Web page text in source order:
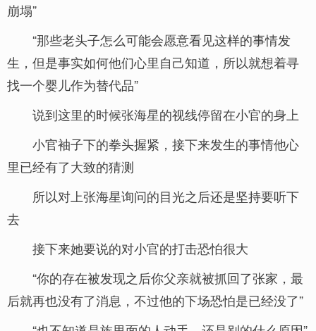
崩塌”
“那些老头子怎么可能会愿意看见这样的事情发
生，但是事实如何他们心里自己知道，所以就想着寻
找一个婴儿作为替代品”
说到这里的时候张海星的视线停留在小官的身上
小官袖子下的拳头握紧，接下来发生的事情他心
里已经有了大致的猜测
所以对上张海星询问的目光之后还是坚持要听下
去
接下来她要说的对小官的打击恐怕很大
“你的存在被发现之后你父亲就被抓回了张家，最
后就再也没有了消息，不过他的下场恐怕是已经没了”